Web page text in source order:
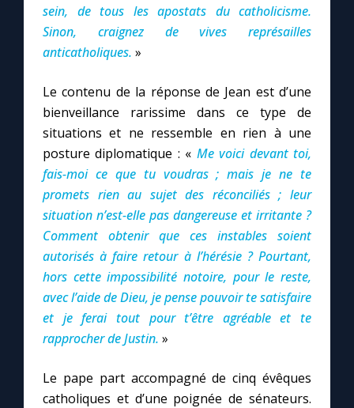
sein, de tous les apostats du catholicisme.
Sinon, craignez de vives représailles
anticatholiques. »
Le contenu de la réponse de Jean est d’une
bienveillance rarissime dans ce type de
situations et ne ressemble en rien à une
posture diplomatique : « Me voici devant toi,
fais-moi ce que tu voudras ; mais je ne te
promets rien au sujet des réconciliés ; leur
situation n’est-elle pas dangereuse et irritante ?
Comment obtenir que ces instables soient
autorisés à faire retour à l’hérésie ? Pourtant,
hors cette impossibilité notoire, pour le reste,
avec l’aide de Dieu, je pense pouvoir te satisfaire
et je ferai tout pour t’être agréable et te
rapprocher de Justin. »
Le pape part accompagné de cinq évêques
catholiques et d’une poignée de sénateurs.